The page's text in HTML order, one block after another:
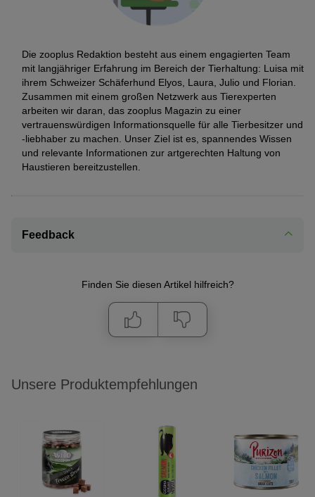
Die zooplus Redaktion besteht aus einem engagierten Team
mit langjähriger Erfahrung im Bereich der Tierhaltung: Luisa mit
ihrem Schweizer Schäferhund Elyos, Laura, Julio und Florian.
Zusammen mit einem großen Netzwerk aus Tierexperten
arbeiten wir daran, das zooplus Magazin zu einer
vertrauenswürdigen Informationsquelle für alle Tierbesitzer und
-liebhaber zu machen. Unser Ziel ist es, spannendes Wissen
und relevante Informationen zur artgerechten Haltung von
Haustieren bereitzustellen.
Feedback
Finden Sie diesen Artikel hilfreich?
Unsere Produktempfehlungen